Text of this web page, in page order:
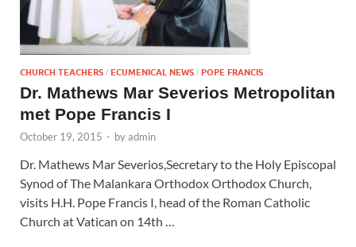
CHURCH TEACHERS / ECUMENICAL NEWS / POPE FRANCIS
Dr. Mathews Mar Severios Metropolitan
met Pope Francis I
October 19, 2015 - byadmin
Dr. Mathews Mar Severios,Secretary to the Holy Episcopal
Synod of The Malankara Orthodox Orthodox Church,
visits H.H. Pope Francis I, head of the Roman Catholic
Church at Vatican on 14th …